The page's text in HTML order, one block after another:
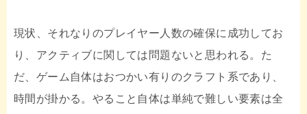
現状、それなりのプレイヤー人数の確保に成功してお
り、アクティブに関しては問題ないと思われる。た
だ、ゲーム自体はおつかい有りのクラフト系であり、
時間が掛かる。やること自体は単純で難しい要素は全